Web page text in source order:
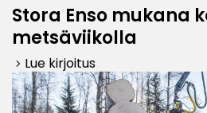
Stora Enso mukana
metsäviikolla
keyboard_arrow_right Lue kirjoitus